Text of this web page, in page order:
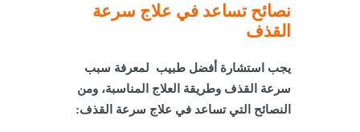
نصائح تساعد في علاج سرعة
القذف
يجب استشارة أفضل طبيب لمعرفة سبب
سرعة القذف وطريقة العلاج المناسبة، ومن
النصائح التي تساعد في علاج سرعة القذف: